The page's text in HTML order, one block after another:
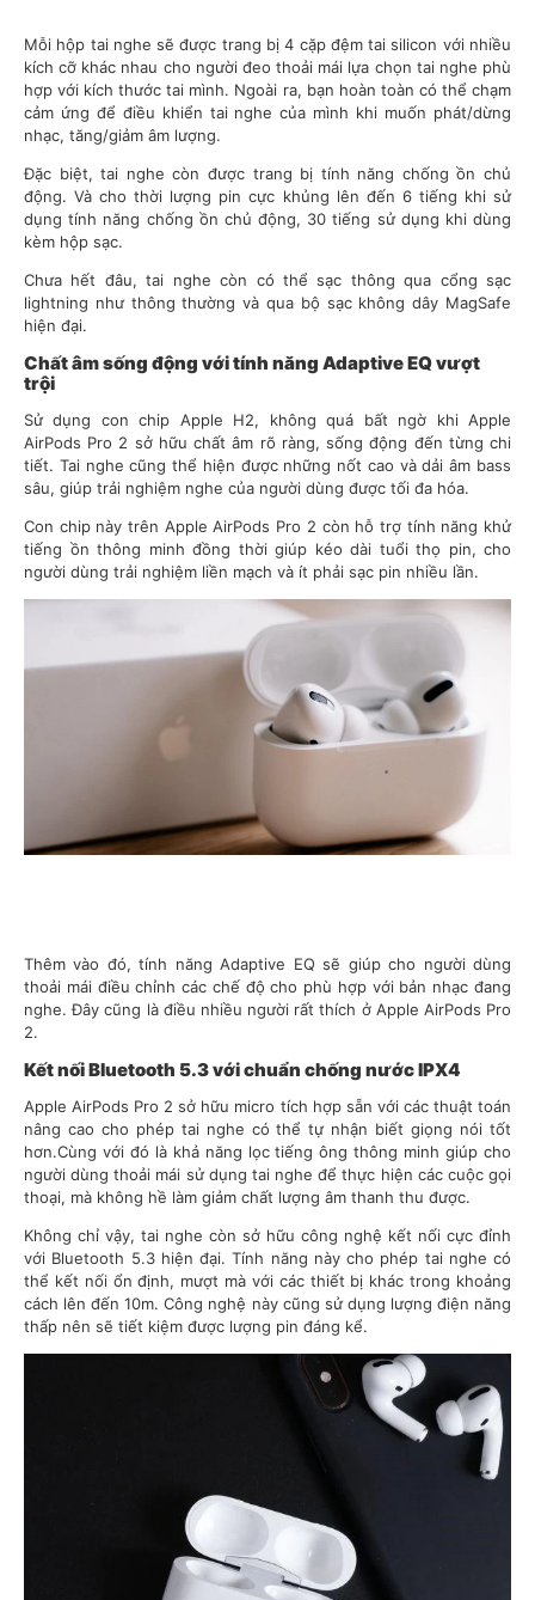
Mỗi hộp tai nghe sẽ được trang bị 4 cặp đệm tai silicon với nhiều
kích cỡ khác nhau cho người đeo thoải mái lựa chọn tai nghe phù
hợp với kích thước tai mình. Ngoài ra, bạn hoàn toàn có thể chạm
cảm ứng để điều khiển tai nghe của mình khi muốn phát/dừng
nhạc, tăng/giảm âm lượng.
Đặc biệt, tai nghe còn được trang bị tính năng chống ồn chủ
động. Và cho thời lượng pin cực khủng lên đến 6 tiếng khi sử
dụng tính năng chống ồn chủ động, 30 tiếng sử dụng khi dùng
kèm hộp sạc.
Chưa hết đâu, tai nghe còn có thể sạc thông qua cổng sạc
lightning như thông thường và qua bộ sạc không dây MagSafe
hiện đại.
Chất âm sống động với tính năng Adaptive EQ vượt
trội
Sử dụng con chip Apple H2, không quá bất ngờ khi Apple
AirPods Pro 2 sở hữu chất âm rõ ràng, sống động đến từng chi
tiết. Tai nghe cũng thể hiện được những nốt cao và dải âm bass
sâu, giúp trải nghiệm nghe của người dùng được tối đa hóa.
Con chip này trên Apple AirPods Pro 2 còn hỗ trợ tính năng khử
tiếng ồn thông minh đồng thời giúp kéo dài tuổi thọ pin, cho
người dùng trải nghiệm liền mạch và ít phải sạc pin nhiều lần.
Thêm vào đó, tính năng Adaptive EQ sẽ giúp cho người dùng
thoải mái điều chỉnh các chế độ cho phù hợp với bản nhạc đang
nghe. Đây cũng là điều nhiều người rất thích ở Apple AirPods Pro
2.
Kết nối Bluetooth 5.3 với chuẩn chống nước IPX4
Apple AirPods Pro 2 sở hữu micro tích hợp sẵn với các thuật toán
nâng cao cho phép tai nghe có thể tự nhận biết giọng nói tốt
hơn.Cùng với đó là khả năng lọc tiếng ông thông minh giúp cho
người dùng thoải mái sử dụng tai nghe để thực hiện các cuộc gọi
thoại, mà không hề làm giảm chất lượng âm thanh thu được.
Không chỉ vậy, tai nghe còn sở hữu công nghệ kết nối cực đỉnh
với Bluetooth 5.3 hiện đại. Tính năng này cho phép tai nghe có
thể kết nối ổn định, mượt mà với các thiết bị khác trong khoảng
cách lên đến 10m. Công nghệ này cũng sử dụng lượng điện năng
thấp nên sẽ tiết kiệm được lượng pin đáng kể.